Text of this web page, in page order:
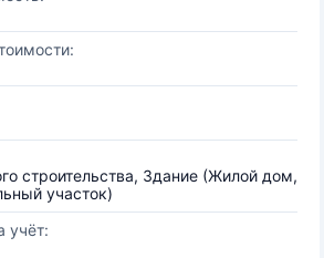
строительства, Здание (Жилой дом,
участок)
учёт: